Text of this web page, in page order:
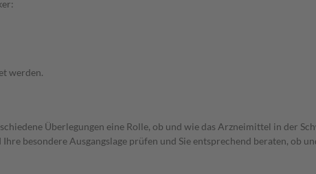
werden.
Überlegungen eine Rolle, ob und wie das Arzneimittel in der
besondere Ausgangslage prüfen und Sie entsprechend beraten, ob